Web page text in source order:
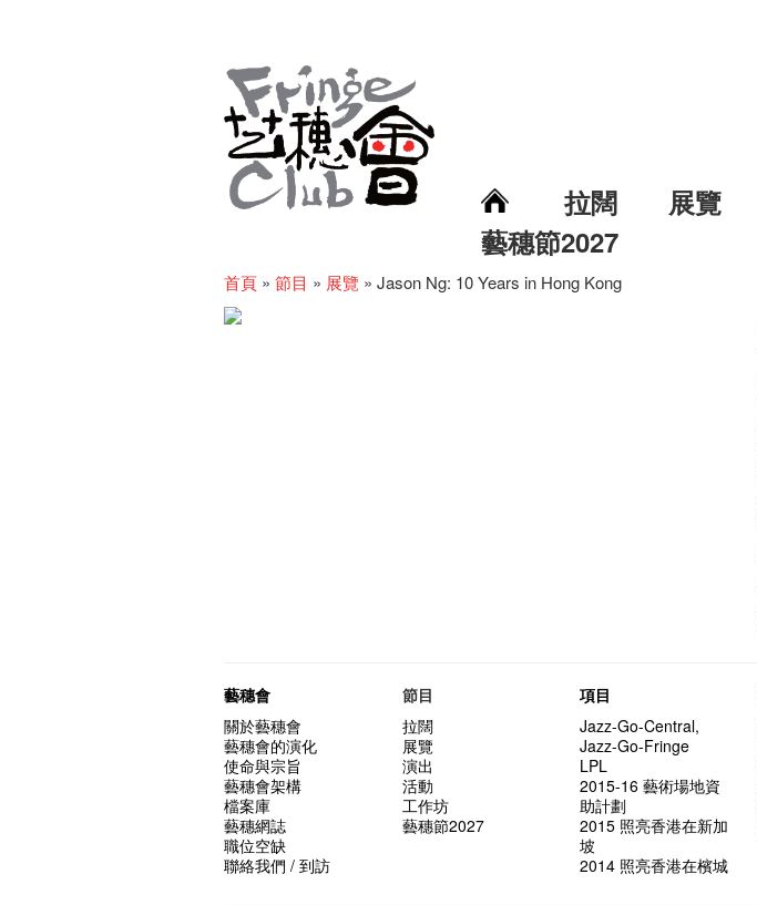
拉闊 展覽
藝穗節2027
首頁 » 節目 » 展覽 » Jason Ng: 10 Years in Hong Kong
藝穗會
關於藝穗會
藝穗會的演化
使命與宗旨
藝穗會架構
檔案庫
藝穗網誌
職位空缺
聯絡我們 / 到訪
節目
拉闊
展覽
演出
活動
工作坊
藝穗節2027
項目
Jazz-Go-Central,
Jazz-Go-Fringe
LPL
2015-16 藝術場地資
助計劃
2015 照亮香港在新加
坡
2014 照亮香港在檳城